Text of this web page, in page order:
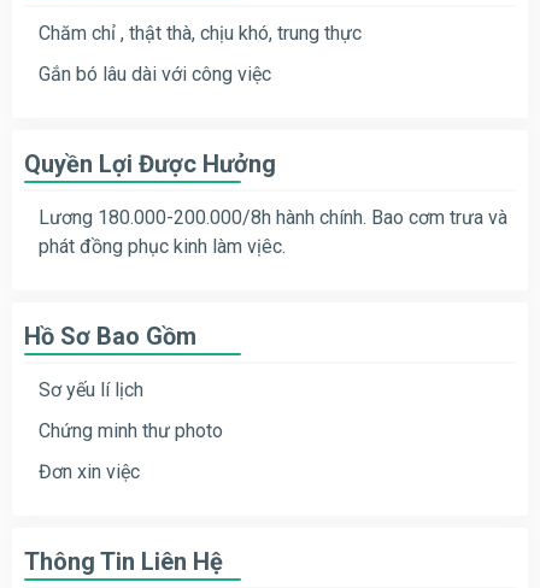
Chăm chỉ , thật thà, chịu khó, trung thực
Gắn bó lâu dài với công việc
Quyền Lợi Được Hưởng
Lương 180.000-200.000/8h hành chính. Bao cơm trưa và
phát đồng phục kinh làm vịêc.
Hồ Sơ Bao Gồm
Sơ yếu lí lịch
Chứng minh thư photo
Đơn xin việc
Thông Tin Liên Hệ